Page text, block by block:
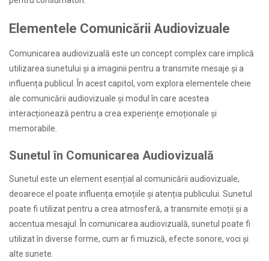
Elementele Comunicării Audiovizuale
Comunicarea audiovizuală este un concept complex care implică
utilizarea sunetului și a imaginii pentru a transmite mesaje și a
influența publicul. În acest capitol, vom explora elementele cheie
ale comunicării audiovizuale și modul în care acestea
interacționează pentru a crea experiențe emoționale și
memorabile.
Sunetul în Comunicarea Audiovizuală
Sunetul este un element esențial al comunicării audiovizuale,
deoarece el poate influența emoțiile și atenția publicului. Sunetul
poate fi utilizat pentru a crea atmosferă, a transmite emoții și a
accentua mesajul. În comunicarea audiovizuală, sunetul poate fi
utilizat în diverse forme, cum ar fi muzică, efecte sonore, voci și
alte sunete.